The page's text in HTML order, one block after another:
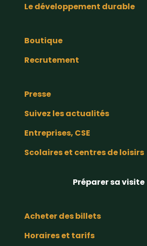
Le développement durable
Boutique
Recrutement
Presse
Suivez les actualités
Entreprises, CSE
Scolaires et centres de loisirs
Préparer sa visite
Acheter des billets
Horaires et tarifs